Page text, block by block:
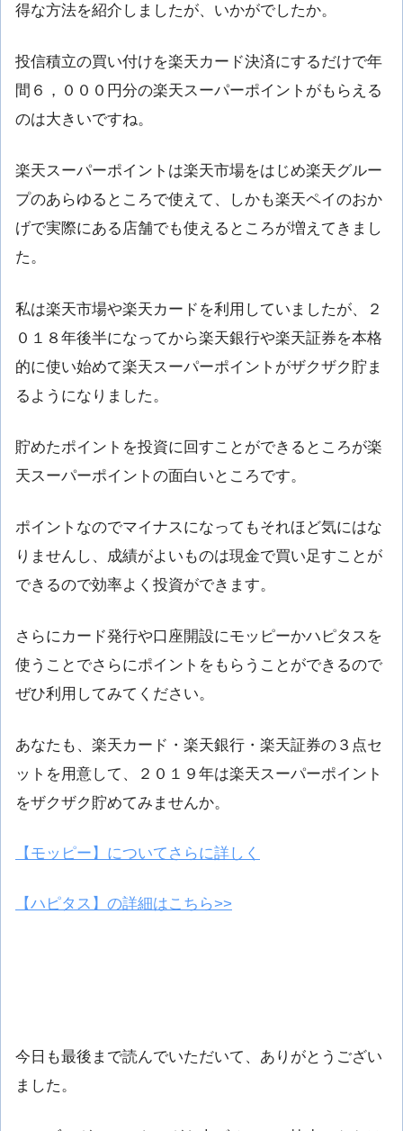
得な方法を紹介しましたが、いかがでしたか。
投信積立の買い付けを楽天カード決済にするだけで年
間６，０００円分の楽天スーパーポイントがもらえる
のは大きいですね。
楽天スーパーポイントは楽天市場をはじめ楽天グルー
プのあらゆるところで使えて、しかも楽天ペイのおか
げで実際にある店舗でも使えるところが増えてきまし
た。
私は楽天市場や楽天カードを利用していましたが、２
０１８年後半になってから楽天銀行や楽天証券を本格
的に使い始めて楽天スーパーポイントがザクザク貯ま
るようになりました。
貯めたポイントを投資に回すことができるところが楽
天スーパーポイントの面白いところです。
ポイントなのでマイナスになってもそれほど気にはな
りませんし、成績がよいものは現金で買い足すことが
できるので効率よく投資ができます。
さらにカード発行や口座開設にモッピーかハピタスを
使うことでさらにポイントをもらうことができるので
ぜひ利用してみてください。
あなたも、楽天カード・楽天銀行・楽天証券の３点セ
ットを用意して、２０１９年は楽天スーパーポイント
をザクザク貯めてみませんか。
【モッピー】についてさらに詳しく
【ハピタス】の詳細はこちら>>
今日も最後まで読んでいただいて、ありがとうござい
ました。